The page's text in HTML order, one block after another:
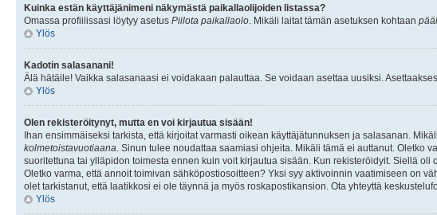
Kuinka estän käyttäjänimeni näkymästä paikallaolijoiden listassa?
Omassa profiilissasi löytyy asetus Piilota paikallaolo . Mikäli laitat tämän asetuksen kohtaan
Ylös
Kadotin salasanani!
Älä hätäile! Vaikka salasanaasi ei voidakaan palauttaa. Se voidaan asettaa uusiksi.
Ylös
Olen rekisteröitynyt, mutta en voi kirjautua sisään!
Ihan ensimmäiseksi tarkista, että kirjoitat varmasti oikean käyttäjätunnuksen ja salasanan.
kolmetoistavuotiaana . Sinun tulee noudattaa saamiasi ohjeita. Mikäli tämä ei auttanut.
suoritettuna tai ylläpidon toimesta ennen kuin voit kirjautua sisään. Kun rekisteröidyit. Siellä
Oletko varma, että annoit toimivan sähköpostiosoitteen? Yksi syy aktivoinnin vaatimiseen on
olet tarkistanut, että laatikkosi ei ole täynnä ja myös roskapostikansion. Ota yhteyttä
Ylös